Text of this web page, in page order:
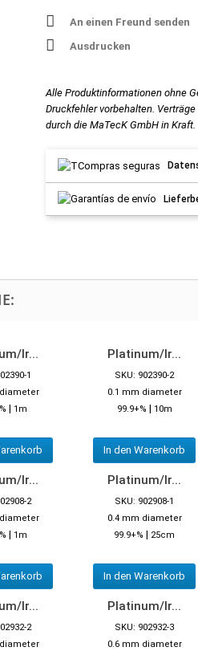
An einen Freund senden
Ausdrucken
Alle Produktinformationen ohne
Druckfehler vorbehalten.
durch die MaTecK GmbH in Kraft.
Ir...
1
| 1m
Platinum/Ir...
SKU: 902390-2
0.1 mm diameter
99.9+% | 10m
In den Warenkorb
Ir...
2
| 1m
Platinum/Ir...
SKU: 902908-1
0.4 mm diameter
99.9+% | 25cm
In den Warenkorb
Ir...
2
Platinum/Ir...
SKU: 902932-3
0.6 mm diameter